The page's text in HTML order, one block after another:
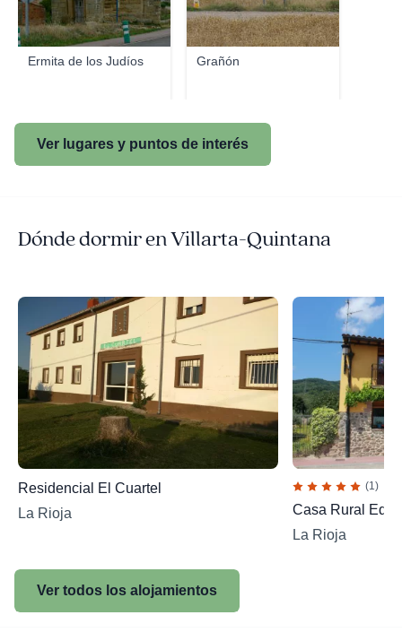
Ermita de los Judíos Grañón
Ver lugares y puntos de interés
Dónde dormir en Villarta-Quintana
Residencial El Cuartel
La Rioja
(1)
Casa Rural
La Rioja
Ver todos los alojamientos